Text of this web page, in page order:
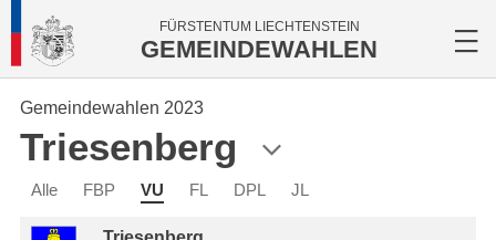
FÜRSTENTUM LIECHTENSTEIN
GEMEINDEWAHLEN
Gemeindewahlen 2023
Triesenberg
Alle FBP VU FL DPL JL